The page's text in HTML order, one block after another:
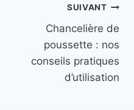
SUIVANT
Chancelière de
poussette : nos
conseils pratiques
d’utilisation